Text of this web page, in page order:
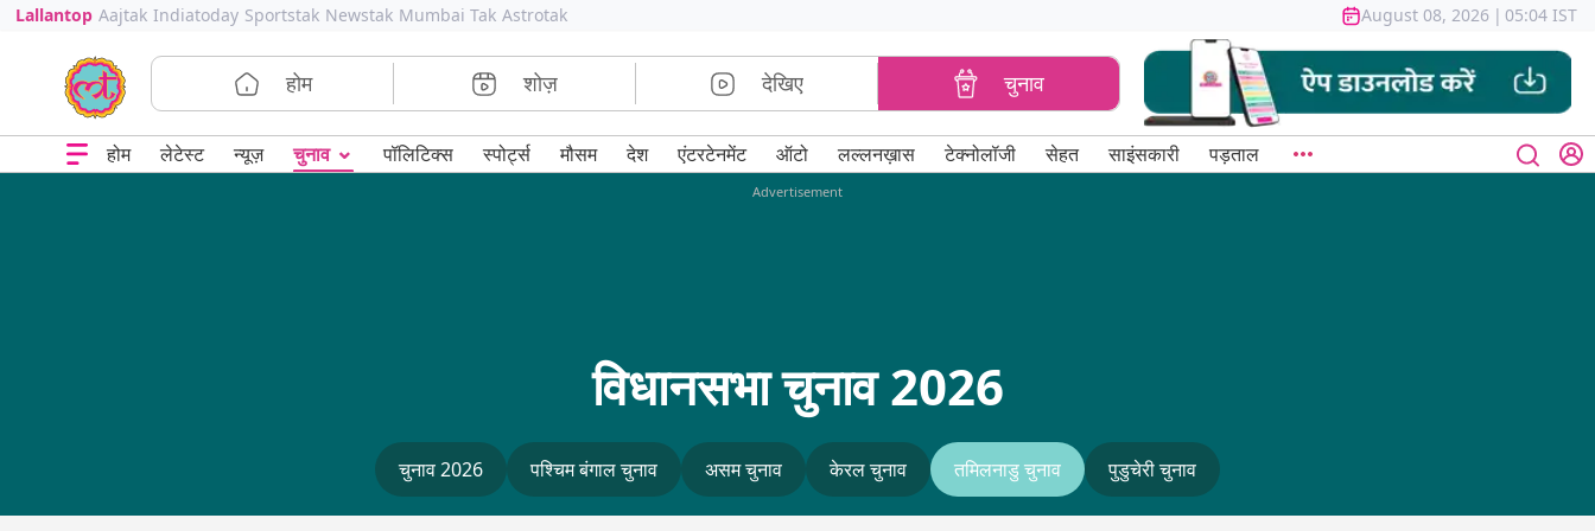
Lallantop Aajtak Indiatoday Sportstak Newstak Mumbai Tak Astrotak August 08, 2026 | 05:04 IST
होम शोज़ देखिए चुनाव
होम लेटेस्ट न्यूज़ चुनाव ⌄ पॉलिटिक्स स्पोर्ट्स मौसम देश एंटरटेनमेंट ऑटो लल्लनख़ास टेक्नोलॉजी सेहत साइंसकारी पड़ताल
Advertisement
विधानसभा चुनाव 2026
चुनाव 2026 पश्चिम बंगाल चुनाव असम चुनाव केरल चुनाव तमिलनाडु चुनाव पुडुचेरी चुनाव